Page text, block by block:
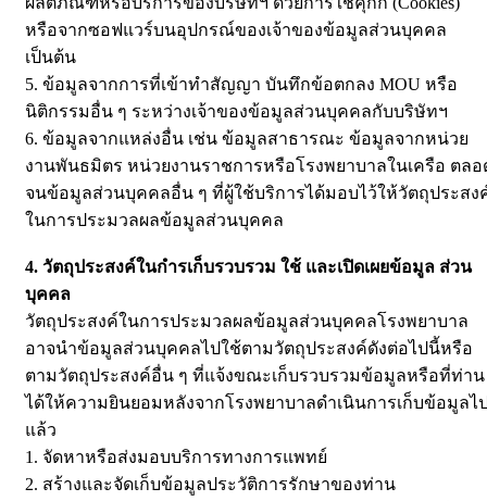
หรือจากซอฟแวร์บนอุปกรณ์ของเจ้าของข้อมูลส่วนบุคคล
เป็นต้น
5. ข้อมูลจากการที่เข้าทำสัญญา บันทึกข้อตกลง MOU หรือ
นิติกรรมอื่น ๆ ระหว่างเจ้าของข้อมูลส่วนบุคคลกับบริษัทฯ
6. ข้อมูลจากแหล่งอื่น เช่น ข้อมูลสาธารณะ ข้อมูลจากหน่วย
งานพันธมิตร หน่วยงานราชการหรือโรงพยาบาลในเครือ ตลอ
จนข้อมูลส่วนบุคคลอื่น ๆ ที่ผู้ใช้บริการได้มอบไว้ให้วัตถุประสง
ในการประมวลผลข้อมูลส่วนบุคคล
4. วัตถุประสงค์ในกำรเก็บรวบรวม ใช้ และเปิดเผยข้อมูล ส่วน
บุคคล
วัตถุประสงค์ในการประมวลผลข้อมูลส่วนบุคคลโรงพยาบาล
อาจนำข้อมูลส่วนบุคคลไปใช้ตามวัตถุประสงค์ดังต่อไปนี้หรือ
ตามวัตถุประสงค์อื่น ๆ ที่แจ้งขณะเก็บรวบรวมข้อมูลหรือที่ท่าน
ได้ให้ความยินยอมหลังจากโรงพยาบาลดำเนินการเก็บข้อมูลไ
แล้ว
1. จัดหาหรือส่งมอบบริการทางการแพทย์
2. สร้างและจัดเก็บข้อมูลประวัติการรักษาของท่าน